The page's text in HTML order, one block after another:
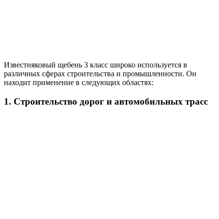
Известняковый щебень 3 класс широко используется в
различных сферах строительства и промышленности. Он
находит применение в следующих областях:
1. Строительство дорог и автомобильных трасс